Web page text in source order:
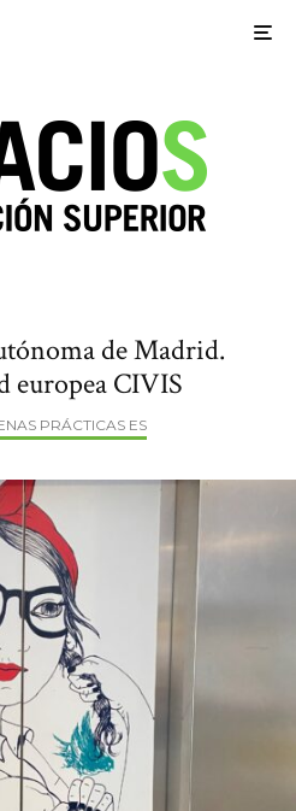
de Madrid.
europea CIVIS
PRÁCTICAS ES